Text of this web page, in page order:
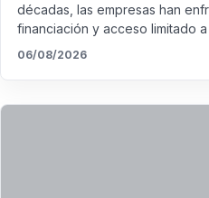
décadas, las empresas han
financiación y acceso limitado a
06/08/2026